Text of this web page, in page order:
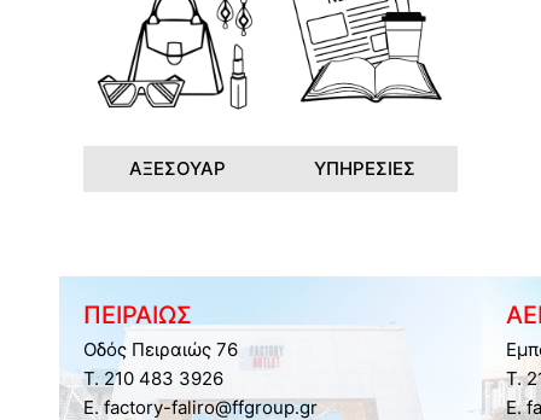
ΑΞΕΣΟΥΑΡ ΥΠΗΡΕΣΙΕΣ
ΠΕΙΡΑΙΩΣ
Οδός Πειραιώς 76
Τ. 210 483 3926
E. factory-faliro@ffgroup.gr
Τ.
E.